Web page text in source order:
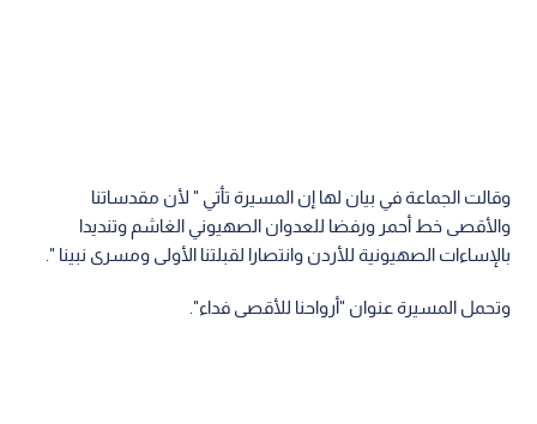
وقالت الجماعة في بيان لها إن المسيرة تأتي " لأن مقدساتنا
والأقصى خط أحمر ورفضا للعدوان الصهيوني الغاشم وتنديدا
بالإساءات الصهيونية للأردن وانتصارا لقبلتنا الأولى ومسرى نبينا ".
وتحمل المسيرة عنوان "أرواحنا للأقصى فداء".